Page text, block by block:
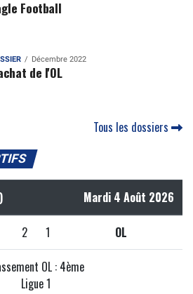
Football
Décembre 2022
de l'OL
Tous les dossiers
Mardi 4 Août 2026
2 1 OL
OL : 4ème
Ligue 1